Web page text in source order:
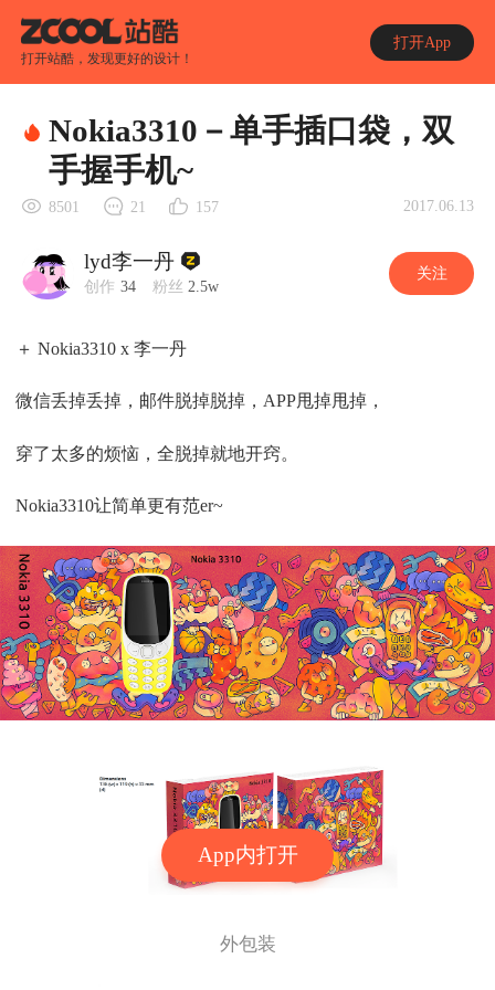
打开站酷，发现更好的设计！
打开App
App内打开
Nokia3310－单手插口袋，双
手握手机~
8501 21 157 2017.06.13
lyd李一丹
创作 34 粉丝 2.5w
关注
＋ Nokia3310 x 李一丹
微信丢掉丢掉，邮件脱掉脱掉，APP甩掉甩掉，
穿了太多的烦恼，全脱掉就地开窍。
Nokia3310让简单更有范er~
外包装